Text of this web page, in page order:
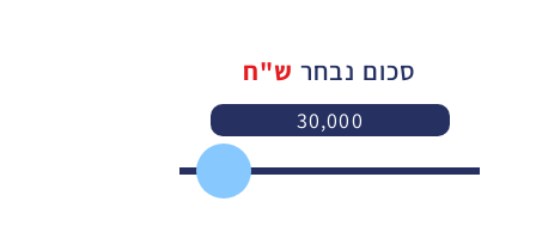
סכום נבחר ש"ח
30,000